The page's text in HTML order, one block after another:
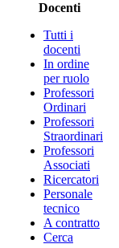
Docenti
Tutti i
docenti
In ordine
per ruolo
Professori
Ordinari
Professori
Straordinari
Professori
Associati
Ricercatori
Personale
tecnico
A contratto
Cerca